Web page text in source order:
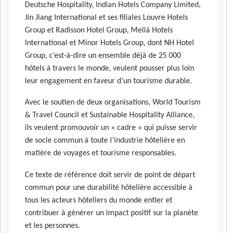
Deutsche Hospitality, Indian Hotels Company Limited,
Jin Jiang International et ses filiales Louvre Hotels
Group et Radisson Hotel Group, Meliá Hotels
International et Minor Hotels Group, dont NH Hotel
Group, c’est-à-dire un ensemble déjà de 25 000
hôtels à travers le monde, veulent pousser plus loin
leur engagement en faveur d’un tourisme durable.
Avec le soutien de deux organisations, World Tourism
& Travel Council et Sustainable Hospitality Alliance,
ils veulent promouvoir un « cadre » qui puisse servir
de socle commun à toute l’industrie hôtelière en
matière de voyages et tourisme responsables.
Ce texte de référence doit servir de point de départ
commun pour une durabilité hôtelière accessible à
tous les acteurs hôteliers du monde entier et
contribuer à générer un impact positif sur la planète
et les personnes.